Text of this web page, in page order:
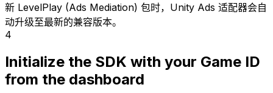
新 LevelPlay (Ads Mediation) 包时，Unity Ads 适配器会自
动升级至最新的兼容版本。
4
Initialize the SDK with your Game ID
from the dashboard